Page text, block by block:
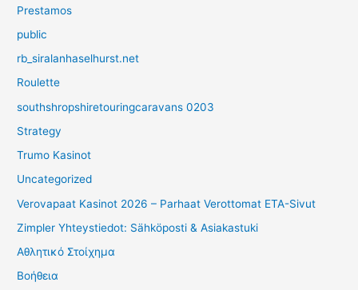
Prestamos
public
rb_siralanhaselhurst.net
Roulette
southshropshiretouringcaravans 0203
Strategy
Trumo Kasinot
Uncategorized
Verovapaat Kasinot 2026 – Parhaat Verottomat ETA-Sivut
Zimpler Yhteystiedot: Sähköposti & Asiakastuki
Αθλητικό Στοίχημα
Βοήθεια